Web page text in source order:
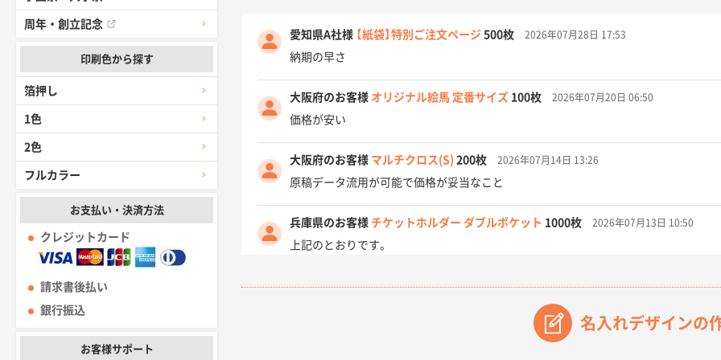
周年・創立記念
印刷色から探す
箔押し
1色
2色
フルカラー
お支払い・決済方法
クレジットカード
請求書後払い
銀行振込
お客様サポート
愛知県A社様 【紙袋】特別ご注文ページ 500枚 2026年07月28日 17:53
納期の早さ
大阪府のお客様 オリジナル絵馬 定番サイズ 100枚 2026年07月20日 06:50
価格が安い
大阪府のお客様 マルチクロス(S) 200枚 2026年07月14日 13:26
原稿データ流用が可能で価格が妥当なこと
兵庫県のお客様 チケットホルダー ダブルポケット 1000枚 2026年07月13日 10:50
上記のとおりです。
愛知県I社様 【オーダー商品】特別ご注文ページ043000枚 2026年07月03日 09:23
名入れデザインの